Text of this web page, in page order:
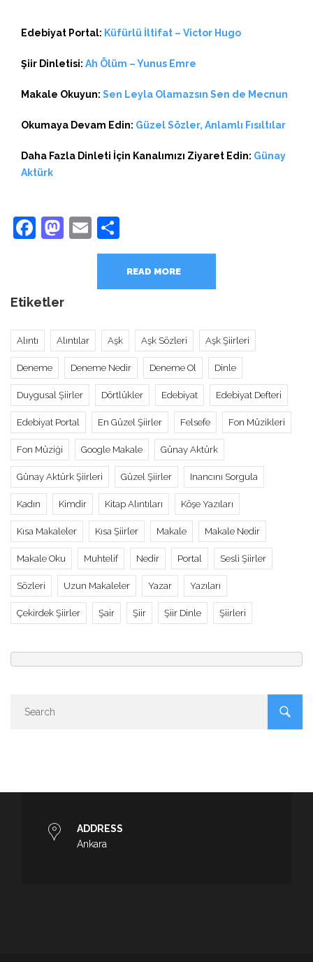
Edebiyat Portal: Küfürlü İltifat – Victor Hugo
Şiir Dinletisi: Ah Ölüm – Yunus Emre
Makale Okuyun: Sen Leyla Olamazsın Sen de Mecnun
Okumaya Devam Edin: Güzel Sözler, Anlamlı Fısıltılar
Daha Fazla Dinleti İçin Kanalımızı Ziyaret Edin: Günay
Aktürk
Facebook
Mastodon
Email
READ MORE
Etiketler
Alıntı Alıntılar Aşk Aşk Sözleri Aşk Şiirleri
Deneme Deneme Nedir Deneme Ol Dinle
Duygusal Şiirler Dörtlükler Edebiyat Edebiyat Defteri
Edebiyat Portal En Güzel Şiirler Felsefe Fon Müzikleri
Fon Müziği Google Makale Günay Aktürk
Günay Aktürk Şiirleri Güzel Şiirler Inancını Sorgula
Kadın Kimdir Kitap Alıntıları Köşe Yazıları
Kısa Makaleler Kısa Şiirler Makale Makale Nedir
Makale Oku Muhtelif Nedir Portal Sesli Şiirler
Sözleri Uzun Makaleler Yazar Yazıları
Çekirdek Şiirler Şair Şiir Şiir Dinle Şiirleri
ADDRESS
Ankara